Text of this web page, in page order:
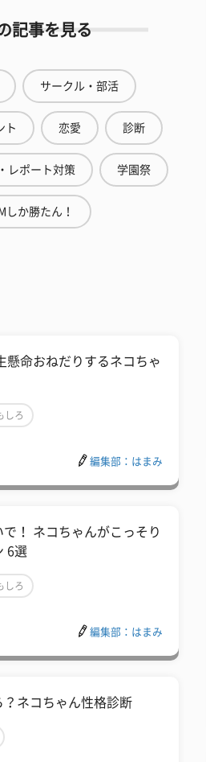
記事を見る
サークル・部活
ト 恋愛 診断
レポート対策 学園祭
しか勝たん！
懸命おねだりするネコちゃ
しろ
編集部：はまみ
！ ネコちゃんがこっそり
6選
しろ
編集部：はまみ
ネコちゃん性格診断